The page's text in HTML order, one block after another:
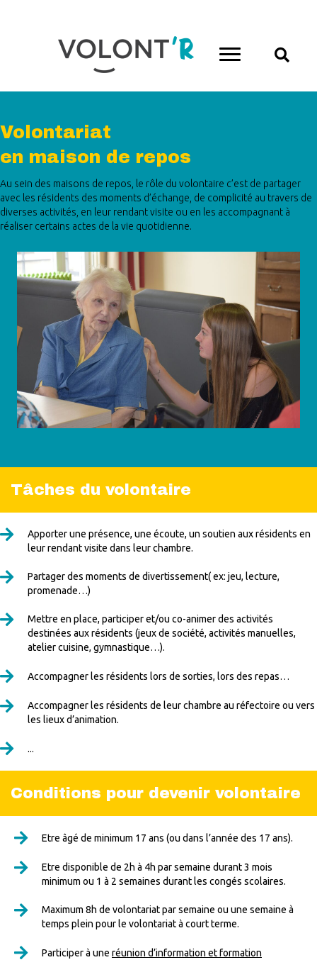
Volontariat
en maison de repos
Au sein des maisons de repos, le rôle du volontaire c’est de partager
avec les résidents des moments d’échange, de complicité au travers de
diverses activités, en leur rendant visite ou en les accompagnant à
réaliser certains actes de la vie quotidienne.
Tâches du volontaire
Apporter une présence, une écoute, un soutien aux résidents en
leur rendant visite dans leur chambre.
Partager des moments de divertissement( ex: jeu, lecture,
promenade…)
Mettre en place, participer et/ou co-animer des activités
destinées aux résidents (jeux de société, activités manuelles,
atelier cuisine, gymnastique…).
Accompagner les résidents lors de sorties, lors des repas…
Accompagner les résidents de leur chambre au réfectoire ou vers
les lieux d’animation.
...
Conditions pour devenir volontaire
Etre âgé de minimum 17 ans (ou dans l’année des 17 ans).
Etre disponible de 2h à 4h par semaine durant 3 mois
minimum ou 1 à 2 semaines durant les congés scolaires.
Maximum 8h de volontariat par semaine ou une semaine à
temps plein pour le volontariat à court terme.
Participer à une réunion d’information et formation